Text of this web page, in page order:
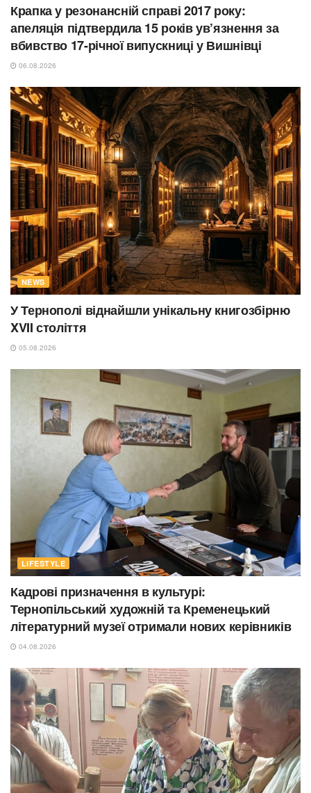
Крапка у резонансній справі 2017 року:
апеляція підтвердила 15 років ув’язнення за
вбивство 17-річної випускниці у Вишнівці
06.08.2026
NEWS
У Тернополі віднайшли унікальну книгозбірню
XVII століття
05.08.2026
LIFESTYLE
Кадрові призначення в культурі:
Тернопільський художній та Кременецький
літературний музеї отримали нових керівників
04.08.2026